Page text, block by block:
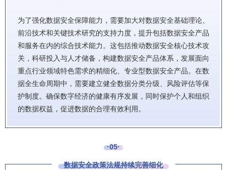
为了强化数据安全保障能力，需要加大对数据安全基础理论、
前沿技术和关键技术研究的支持力度，提升包括数据安全产品
和服务在内的综合技术能力。这包括推动数据安全核心技术攻
关，科研投入与人才储备，构建数据安全产品体系，发展面向
重点行业领域特色需求的精细化、专业型数据安全产品。在数
据全生命周期中，需要建立健全数据分类分级、风险评估等保
护制度。确保数字经济的健康有序发展，同时保护个人和组织
的数据权益，促进数据的合理有效利用。
·05·
数据安全政策法规持续完善细化